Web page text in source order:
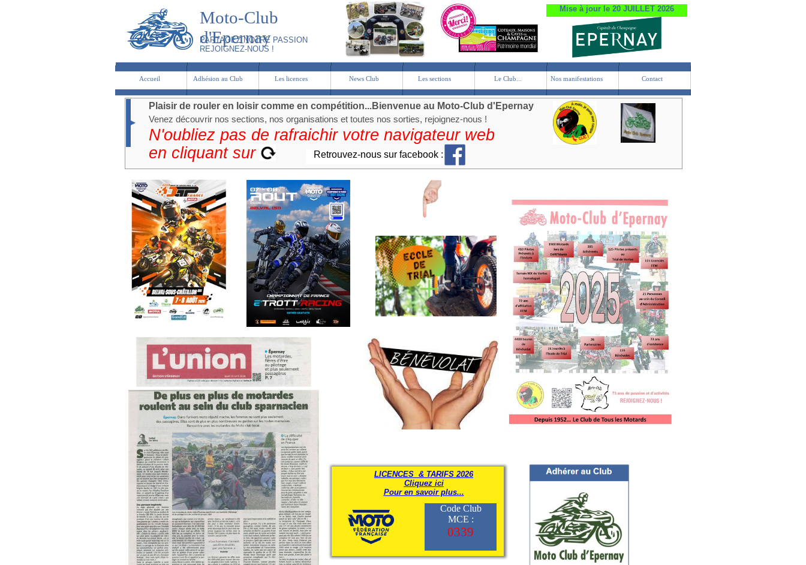
Moto-Club
d'Epernay
PARTAGEZ NOTRE PASSION
REJOIGNEZ-NOUS !
Mise à jour le 20 JUILLET 2026
Plaisir de rouler en loisir comme en compétition...Bienvenue au Moto-Club d'Epernay
Venez découvrir nos sections, nos organisations et toutes nos sorties, rejoignez-nous !
N'oubliez pas de rafraichir votre navigateur web
en cliquant sur
Retrouvez-nous sur facebook :
LICENCES & TARIFS 2026
Cliquez ici
Pour en savoir plus...
Code Club
MCE :
0339
Accueil Adhésion au Club Les licences News Club Les sections Le Club... Nos manifestations Contact
Accueil Adhésion au Club Les licences News Club Les sections Le Club... Nos manifestations Contact